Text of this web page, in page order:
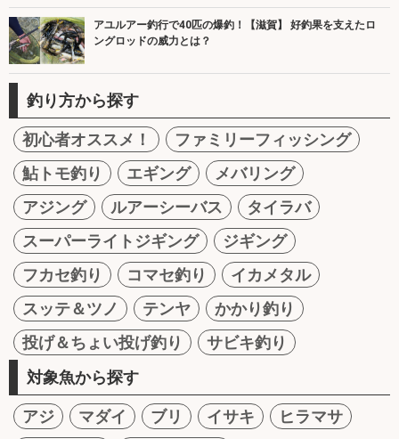
アユルアー釣行で40匹の爆釣！【滋賀】 好釣果を支えたロ
ングロッドの威力とは？
釣り方から探す
初心者オススメ！
ファミリーフィッシング
鮎トモ釣り
エギング
メバリング
アジング
ルアーシーバス
タイラバ
スーパーライトジギング
ジギング
フカセ釣り
コマセ釣り
イカメタル
スッテ＆ツノ
テンヤ
かかり釣り
投げ＆ちょい投げ釣り
サビキ釣り
対象魚から探す
アジ マダイ ブリ イサキ
ヒラマサ